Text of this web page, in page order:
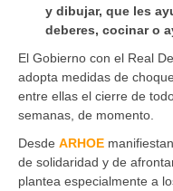
y dibujar, que les
deberes, cocinar o
El Gobierno con el Real
adopta medidas de
entre ellas el cierre de
semanas, de momento.
Desde ARHOE
de solidaridad y de
plantea especialmente a